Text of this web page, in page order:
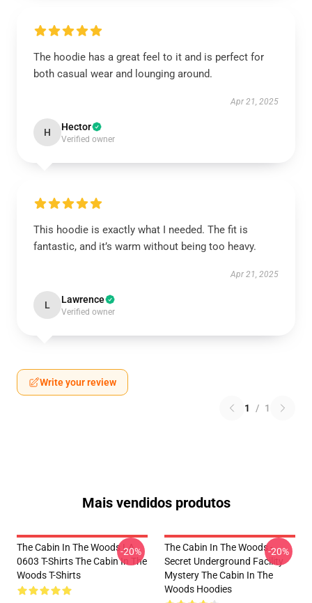
The hoodie has a great feel to it and is perfect for
both casual wear and lounging around.
Apr 21, 2025
H Hector
Verified owner
This hoodie is exactly what I needed. The fit is
fantastic, and it’s warm without being too heavy.
Apr 21, 2025
L Lawrence
Verified owner
Write your review
1 / 1
Mais vendidos produtos
The Cabin In The Woods LA
0603 T-Shirts The Cabin In The
Woods T-Shirts
-20%
The Cabin In The Woods -
Secret Underground Facility
Mystery The Cabin In The
Woods Hoodies
-20%